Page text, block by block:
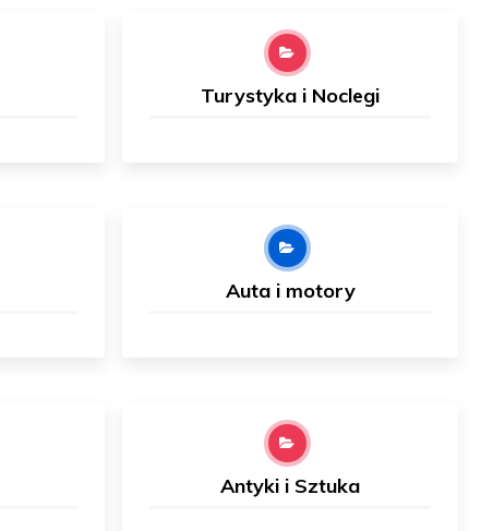
Turystyka i Noclegi
Auta i motory
Antyki i Sztuka